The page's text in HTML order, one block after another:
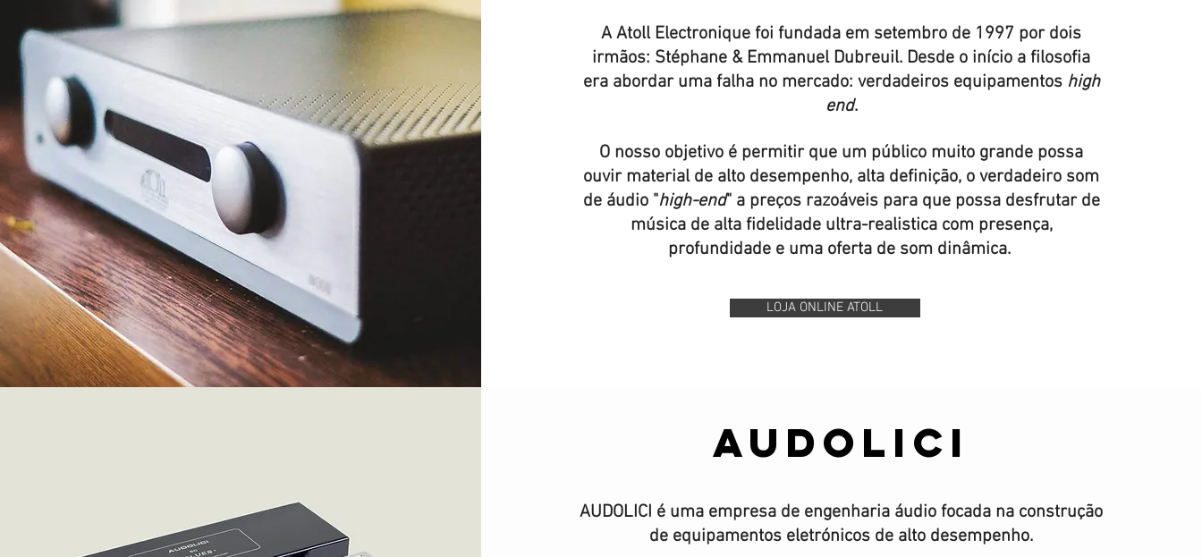
A Atoll Electronique foi fundada em setembro de 1997 por dois
irmãos: Stéphane & Emmanuel Dubreuil. Desde o início a filosofia
era abordar uma falha no mercado: verdadeiros equipamentos high
end.
O nosso objetivo é permitir que um público muito grande possa
ouvir material de alto desempenho, alta definição, o verdadeiro som
de áudio "high-end" a preços razoáveis para que possa desfrutar de
música de alta fidelidade ultra-realistica com presença,
profundidade e uma oferta de som dinâmica.
LOJA ONLINE ATOLL
AUDOLICI
AUDOLICI é uma empresa de engenharia áudio focada na construção
de equipamentos eletrónicos de alto desempenho.